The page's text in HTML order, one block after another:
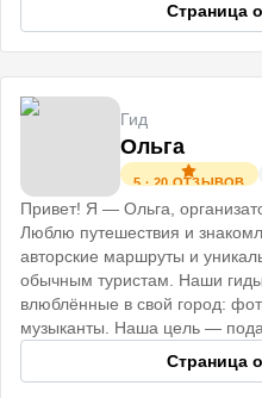
Страница
Гид
Ольга
5 · 20 ОТЗЫВОВ
Привет! Я — Ольга,
Люблю путешествия и
авторские маршруты и
обычным туристам. Наши
влюблённые в свой город:
музыканты. Наша цель —
незабываемые впечатления.
Страница